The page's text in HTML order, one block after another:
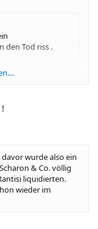
den Tod riss .
wurde also ein
& Co. völlig
liquidierten.
wieder im